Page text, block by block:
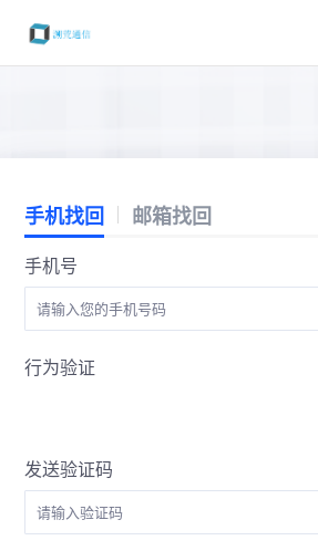
手机找回 邮箱找回
手机号
行为验证
发送验证码